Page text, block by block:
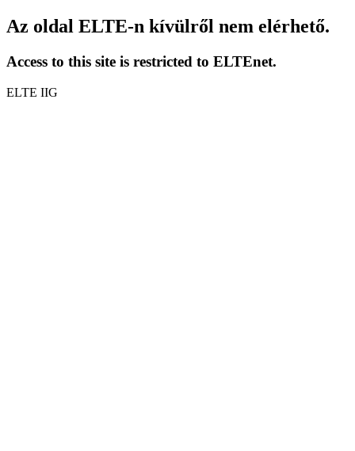
Az oldal ELTE-n kívülről nem elérhető.
Access to this site is restricted to ELTEnet.
ELTE IIG